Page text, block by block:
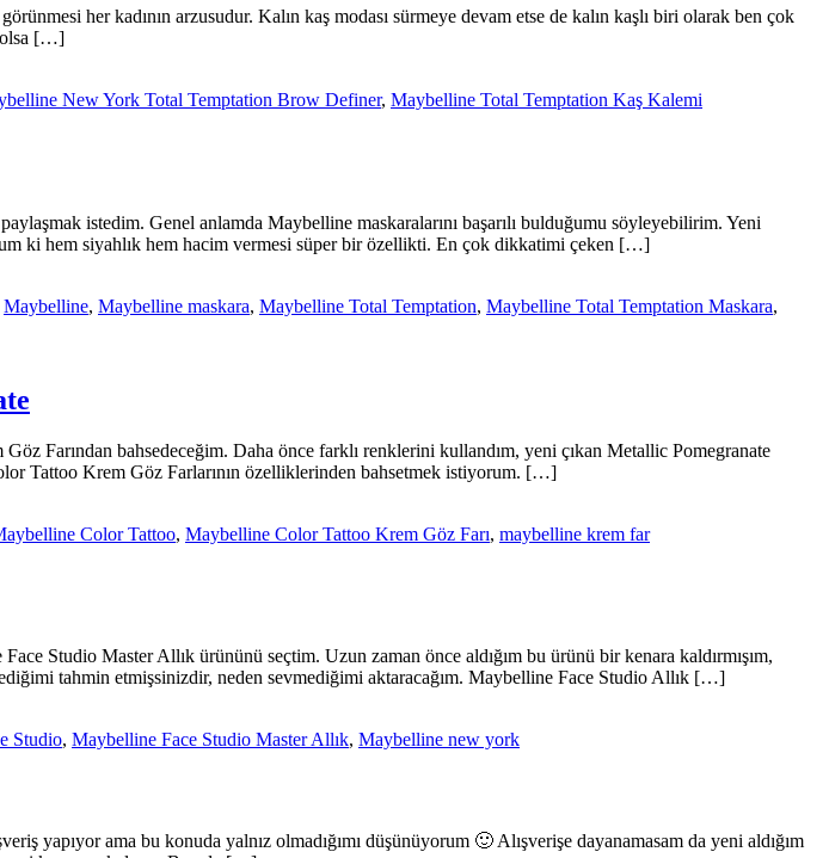
her kadının arzusudur. Kalın kaş modası sürmeye devam etse de kalın kaşlı biri olarak ben çok
olsa […]
New York Total Temptation Brow Definer, Maybelline Total Temptation Kaş Kalemi
istedim. Genel anlamda Maybelline maskaralarını başarılı bulduğumu söyleyebilirim. Yeni
ki hem siyahlık hem hacim vermesi süper bir özellikti. En çok dikkatimi çeken […]
Maybelline, Maybelline maskara, Maybelline Total Temptation, Maybelline Total Temptation Maskara,
Farından bahsedeceğim. Daha önce farklı renklerini kullandım, yeni çıkan Metallic Pomegranate
Tattoo Krem Göz Farlarının özelliklerinden bahsetmek istiyorum. […]
Color Tattoo, Maybelline Color Tattoo Krem Göz Farı, maybelline krem far
Studio Master Allık ürününü seçtim. Uzun zaman önce aldığım bu ürünü bir kenara kaldırmışım,
tahmin etmişsinizdir, neden sevmediğimi aktaracağım. Maybelline Face Studio Allık […]
Studio, Maybelline Face Studio Master Allık, Maybelline new york
yapıyor ama bu konuda yalnız olmadığımı düşünüyorum 🙂 Alışverişe dayanamasam da yeni aldığım